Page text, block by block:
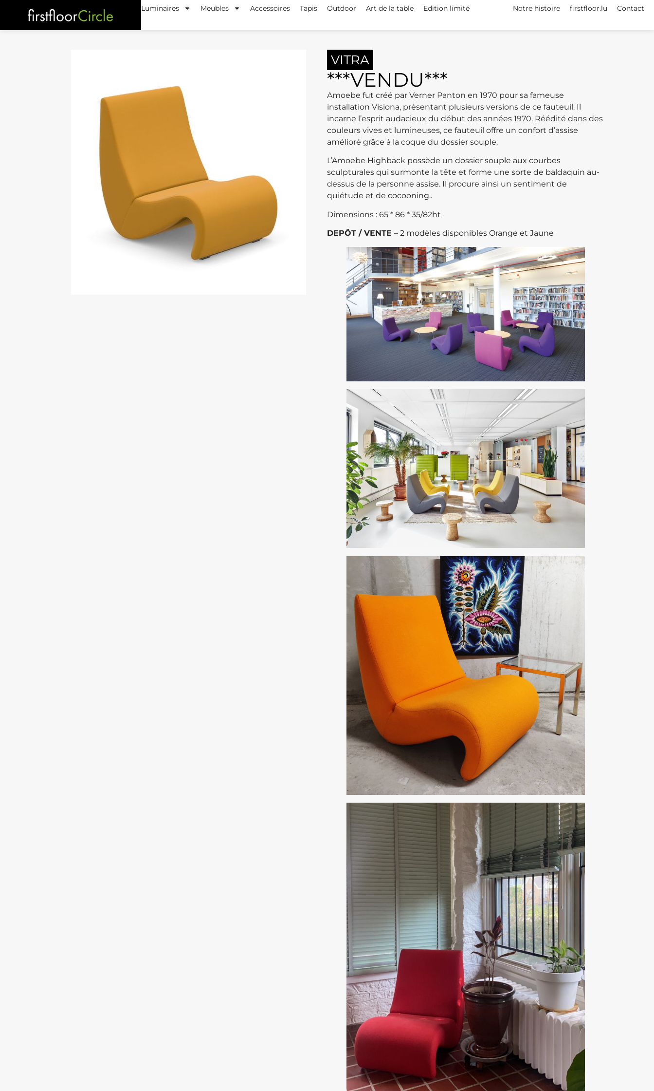
Luminaires Meubles Accessoires Tapis Outdoor Art de la table Edition limité Notre histoire firstfloor.lu Contact
VITRA
***VENDU***
Amoebe fut créé par Verner Panton en 1970 pour sa fameuse
installation Visiona, présentant plusieurs versions de ce fauteuil. Il
incarne l’esprit audacieux du début des années 1970. Réédité dans des
couleurs vives et lumineuses, ce fauteuil offre un confort d’assise
amélioré grâce à la coque du dossier souple.
L’Amoebe Highback possède un dossier souple aux courbes
sculpturales qui surmonte la tête et forme une sorte de baldaquin au-
dessus de la personne assise. Il procure ainsi un sentiment de
quiétude et de cocooning..
Dimensions : 65 * 86 * 35/82ht
DEPÔT / VENTE – 2 modèles disponibles Orange et Jaune